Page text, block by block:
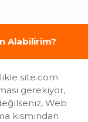
Alabilirim?
site.com
gerekiyor,
Web
kısmından